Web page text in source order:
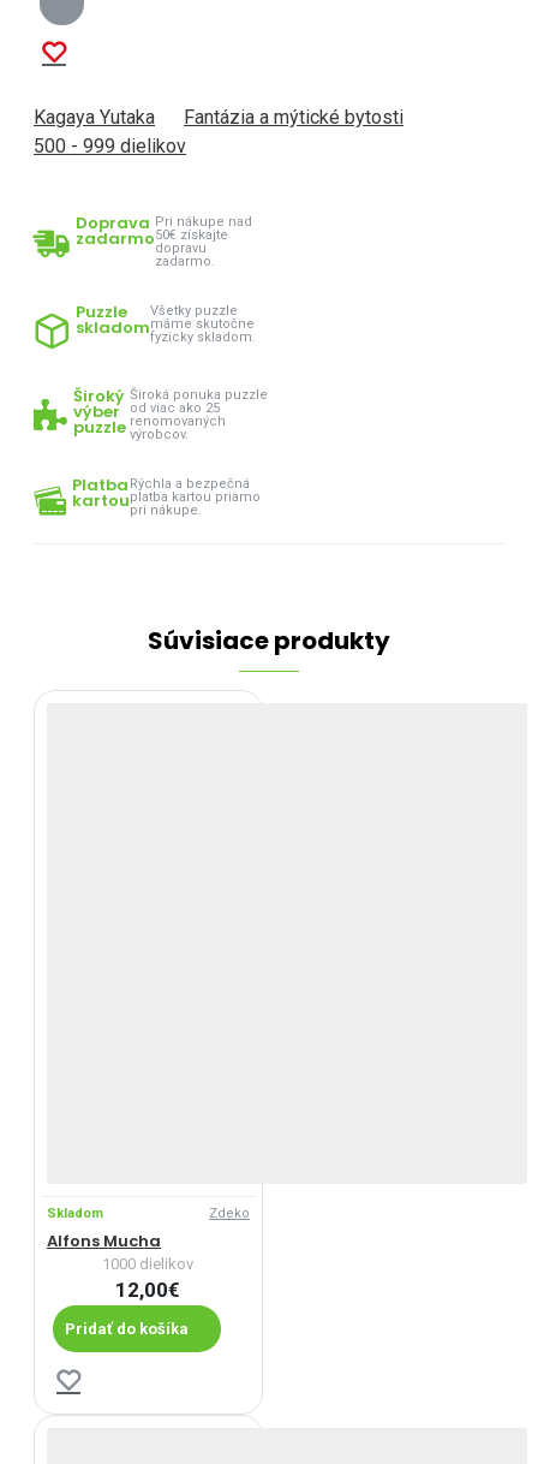
Kagaya Yutaka
Fantázia a mýtické bytosti
500 - 999 dielikov
Doprava
zadarmo
Pri nákupe nad
50€ získajte
dopravu
zadarmo.
Puzzle
skladom
Všetky puzzle
máme skutočne
fyzicky skladom.
Široký
výber
puzzle
Široká ponuka puzzle
od viac ako 25
renomovaných
výrobcov.
Platba
kartou
Rýchla a bezpečná
platba kartou priamo
pri nákupe.
Súvisiace produkty
Skladom Zdeko
Alfons Mucha
1000 dielikov
12,00€
Pridať do košíka